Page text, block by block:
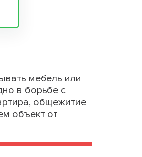
мебель или
в борьбе с
общежитие
объект от